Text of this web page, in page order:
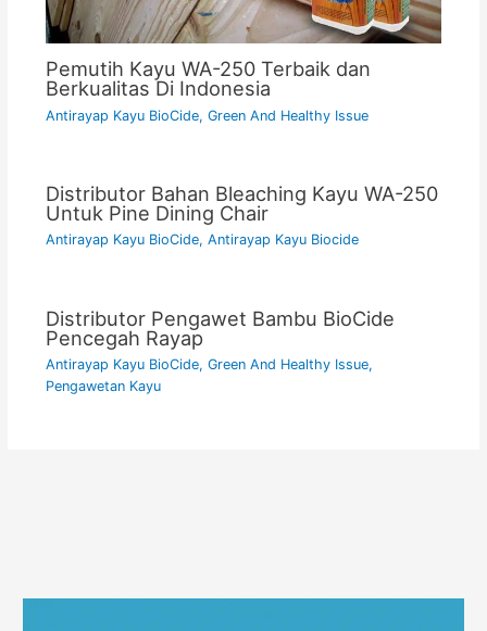
Pemutih Kayu WA-250 Terbaik dan
Berkualitas Di Indonesia
Antirayap Kayu BioCide, Green And Healthy Issue
Distributor Bahan Bleaching Kayu WA-250
Untuk Pine Dining Chair
Antirayap Kayu BioCide, Antirayap Kayu Biocide
Distributor Pengawet Bambu BioCide
Pencegah Rayap
Antirayap Kayu BioCide, Green And Healthy Issue,
Pengawetan Kayu